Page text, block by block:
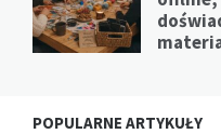
POPULARNE ARTYKUŁY